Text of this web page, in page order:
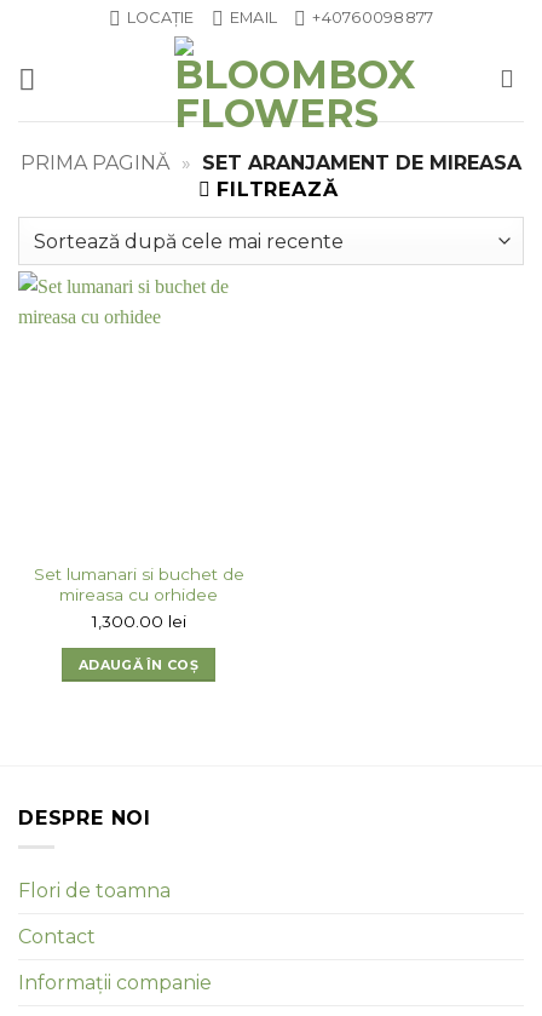
content
LOCAȚIE EMAIL +40760098877
PRIMA PAGINĂ » SET ARANJAMENT DE MIREASA
FILTREAZĂ
Set lumanari si buchet de
mireasa cu orhidee
1,300.00 lei
ADAUGĂ ÎN COȘ
DESPRE NOI
Flori de toamna
Contact
Informații companie